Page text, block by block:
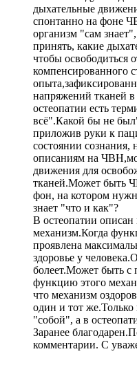
дыхательные
спонтанно на фоне
организм "сам
принять, какие
чтобы освободиться
компенсированного
напряжений тканей
остеопатии есть
всё".Какой бы не
приложив руки к
состоянии сознания,
описаниям на
движения для
тканей.Может быть
фон, на котором
знает "что и как"?
В остеопатии
механизм.Когда
проявлена
здоровье у
болеет.Может быть
функцию этого
что механизм
один и тот
"собой", а в
Заранее
комментарии. С